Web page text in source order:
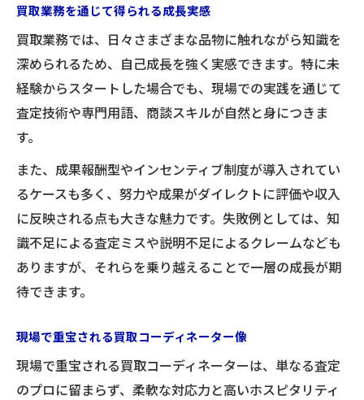
買取業務を通じて得られる成長実感
買取業務では、日々さまざまな品物に触れながら知識を
深められるため、自己成長を強く実感できます。特に未
経験からスタートした場合でも、現場での実践を通じて
査定技術や専門用語、商談スキルが自然と身につきま
す。
また、成果報酬型やインセンティブ制度が導入されてい
るケースも多く、努力や成果がダイレクトに評価や収入
に反映される点も大きな魅力です。失敗例としては、知
識不足による査定ミスや説明不足によるクレームなども
ありますが、それらを乗り越えることで一層の成長が期
待できます。
現場で重宝される買取コーディネーター像
現場で重宝される買取コーディネーターは、単なる査定
のプロに留まらず、柔軟な対応力と高いホスピタリティ